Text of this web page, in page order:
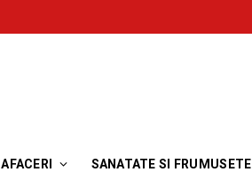
AFACERI SANATATE SI FRUMUSETE